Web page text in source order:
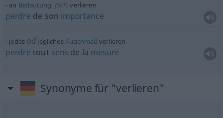
an Bedeutung (DAT) verlieren
perdre de son importance
jedesod jeglichesAugenmaßverlieren
perdre tout sens de la mesure
Synonyme für "verlieren"